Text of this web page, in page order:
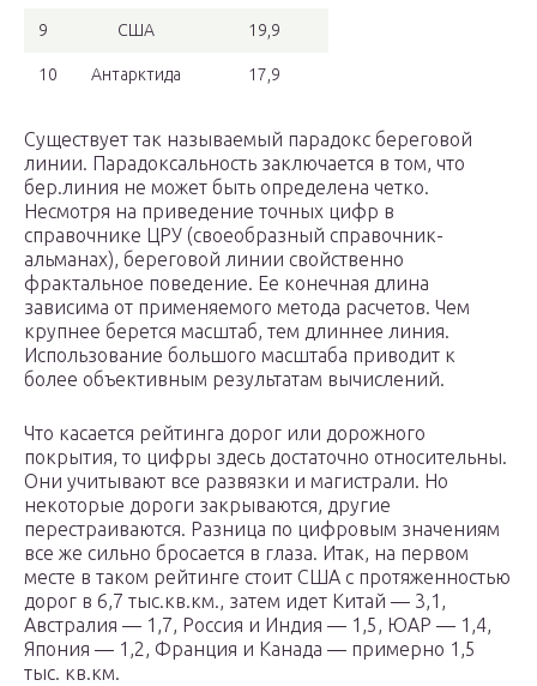
9 США 19,9
10 Антарктида 17,9
Существует так называемый парадокс береговой
линии. Парадоксальность заключается в том, что
бер.линия не может быть определена четко.
Несмотря на приведение точных цифр в
справочнике ЦРУ (своеобразный справочник-
альманах), береговой линии свойственно
фрактальное поведение. Ее конечная длина
зависима от применяемого метода расчетов. Чем
крупнее берется масштаб, тем длиннее линия.
Использование большого масштаба приводит к
более объективным результатам вычислений.
Что касается рейтинга дорог или дорожного
покрытия, то цифры здесь достаточно относительны.
Они учитывают все развязки и магистрали. Но
некоторые дороги закрываются, другие
перестраиваются. Разница по цифровым значениям
все же сильно бросается в глаза. Итак, на первом
месте в таком рейтинге стоит США с протяженностью
дорог в 6,7 тыс.кв.км., затем идет Китай — 3,1,
Австралия — 1,7, Россия и Индия — 1,5, ЮАР — 1,4,
Япония — 1,2, Франция и Канада — примерно 1,5
тыс. кв.км.